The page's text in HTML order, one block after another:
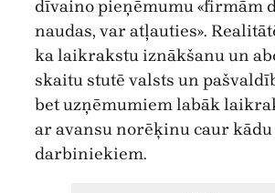
dīvaino pieņēmumu «firmām
naudas, var atļauties».
ka laikrakstu iznākšanu un
skaitu stutē valsts un
bet uzņēmumiem labāk
ar avansu norēķinu caur kādu
darbiniekiem.